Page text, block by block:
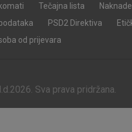
Tečajna lista Naknade
PSD2 Direktiva
od prijevara
Sva prava pridržana.